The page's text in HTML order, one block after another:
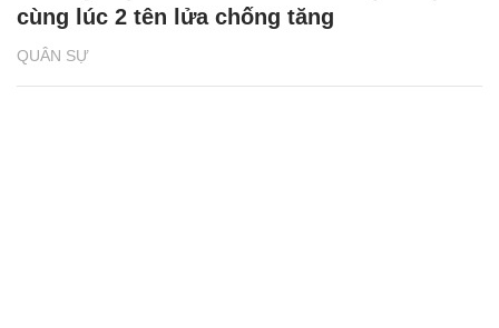
QUÂN SỰ
cùng lúc 2 tên lửa chống tăng